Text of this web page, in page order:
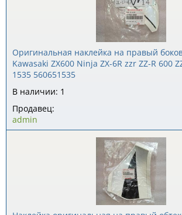
Оригинальная наклейка на правый
Kawasaki ZX600 Ninja ZX-6R zzr ZZ-R 600
1535 560651535
В наличии: 1
Продавец:
admin